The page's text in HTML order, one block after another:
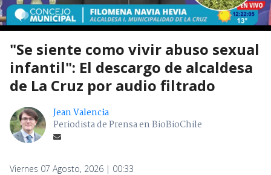
"Se siente como vivir abuso sexual
infantil": El descargo de alcaldesa
de La Cruz por audio filtrado
Jean Valencia
Periodista de Prensa en BioBioChile
Viernes 07 Agosto, 2026 | 00:33